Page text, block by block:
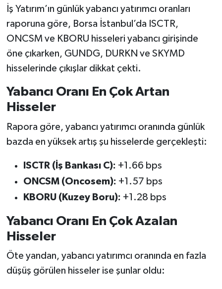
İş Yatırım’ın günlük yabancı yatırımcı oranları
raporuna göre, Borsa İstanbul’da ISCTR,
ONCSM ve KBORU hisseleri yabancı girişinde
öne çıkarken, GUNDG, DURKN ve SKYMD
hisselerinde çıkışlar dikkat çekti.
Yabancı Oranı En Çok Artan
Hisseler
Rapora göre, yabancı yatırımcı oranında günlük
bazda en yüksek artış şu hisselerde gerçekleşti:
ISCTR (İş Bankası C): +1.66 bps
ONCSM (Oncosem): +1.57 bps
KBORU (Kuzey Boru): +1.28 bps
Yabancı Oranı En Çok Azalan
Hisseler
Öte yandan, yabancı yatırımcı oranında en fazla
düşüş görülen hisseler ise şunlar oldu: